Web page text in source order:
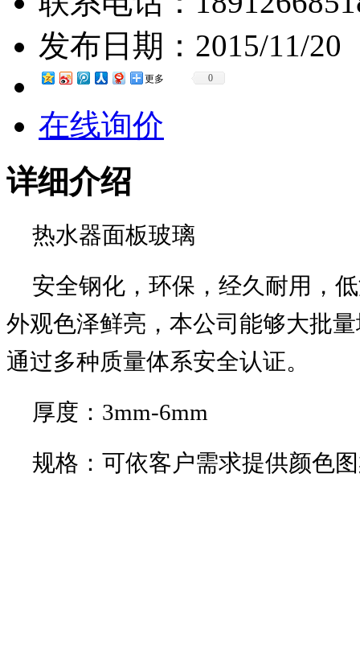
发布日期： 2015/11/20
更多 0
在线询价
详细介绍
热水器面板玻璃
安全钢化，环保，经久耐用，
外观色泽鲜亮，本公司能够大批
通过多种质量体系安全认证。
厚度：3mm-6mm
规格：可依客户需求提供颜色